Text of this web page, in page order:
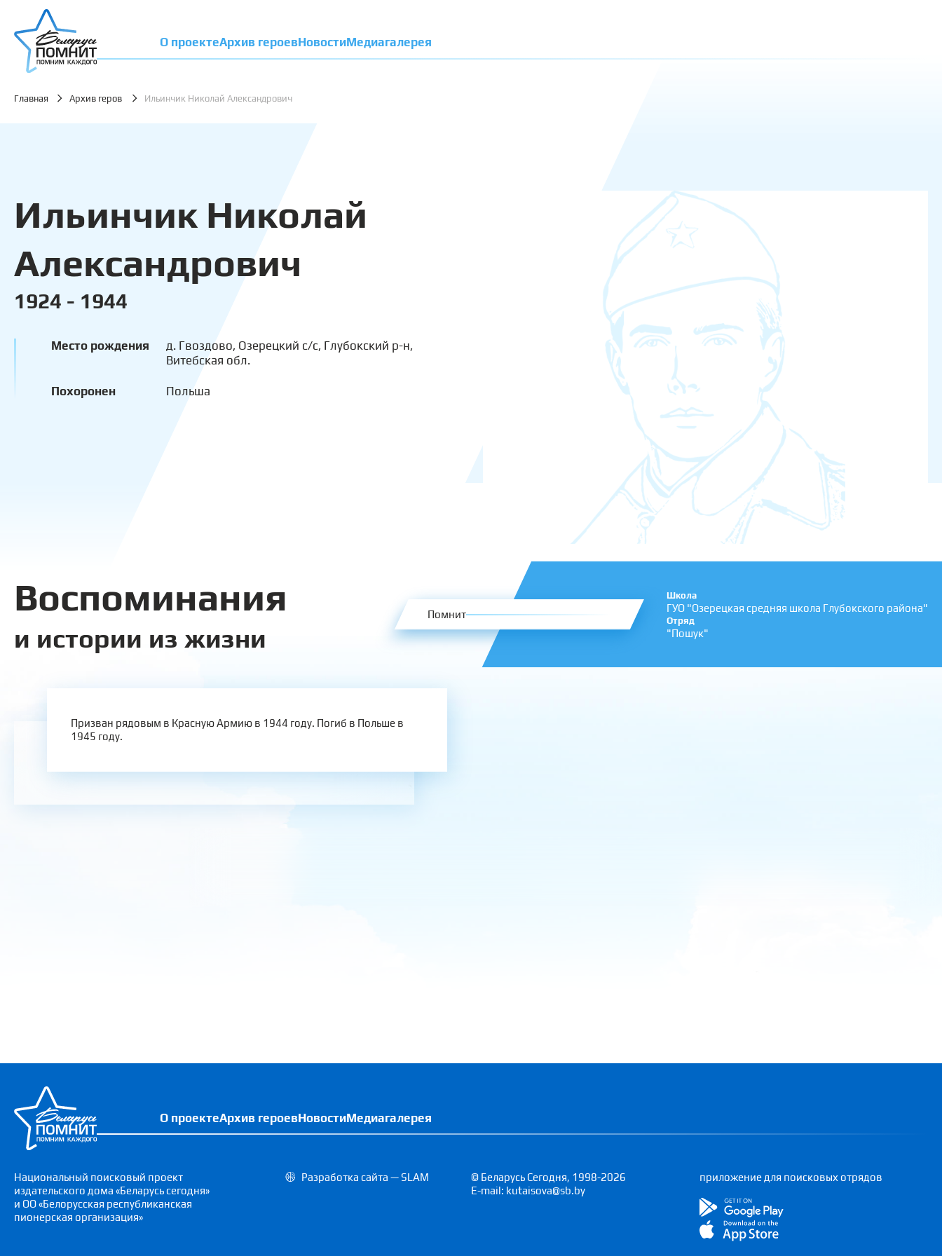
О проектеАрхив героевНовостиМедиагалерея
Главная Архив геров Ильинчик Николай Александрович
Ильинчик Николай
Александрович
1924 - 1944
Место рождения
д. Гвоздово, Озерецкий с/с, Глубокский р-н,
Витебская обл.
Похоронен Польша
Воспоминания
и истории из жизни
Помнит
Школа
ГУО "Озерецкая средняя школа Глубокского района"
Отряд
"Пошук"
Призван рядовым в Красную Армию в 1944 году. Погиб в Польше в
1945 году.
О проектеАрхив героевНовостиМедиагалерея
Национальный поисковый проект
издательского дома «Беларусь сегодня»
и ОО «Белорусская республиканская
пионерская организация»
Разработка сайта — SLAM
© Беларусь Сегодня, 1998-2026
E-mail: kutaisova@sb.by
приложение для поисковых отрядов